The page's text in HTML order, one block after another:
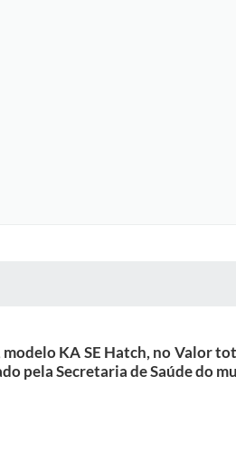
KA SE Hatch, no Valor
pela Secretaria de Saúde do